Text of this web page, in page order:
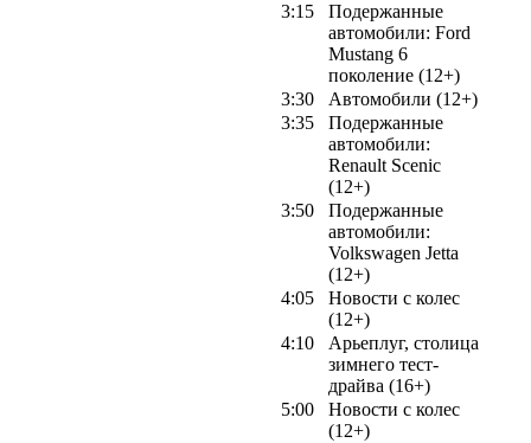
3:15
Подержанные
автомобили: Ford
Mustang 6
поколение (12+)
3:30
Автомобили (12+)
3:35
Подержанные
автомобили:
Renault Scenic
(12+)
3:50
Подержанные
автомобили:
Volkswagen Jetta
(12+)
4:05
Новости с колес
(12+)
4:10
Арьеплуг, столица
зимнего тест-
драйва (16+)
5:00
Новости с колес
(12+)